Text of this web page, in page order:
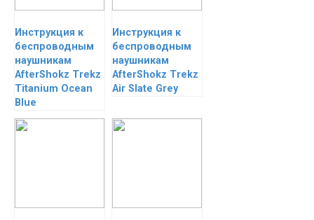
Инструкция к
беспроводным
наушникам
AfterShokz Trekz
Titanium Ocean
Blue
Инструкция к
беспроводным
наушникам
AfterShokz Trekz
Air Slate Grey